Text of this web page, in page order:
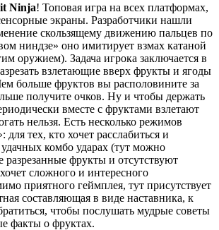
Ninja! Топовая игра на всех платформах,
экраны. Разработчики нашли
скользящему движению пальцев по
ниндзе» оно имитирует взмах катаной
оружием). Задача игрока заключается в
взлетающие вверх фрукты и ягоды
больше фруктов вы располовините за
получите очков. Ну и чтобы держать
вместе с фруктами взлетают
нельзя. Есть несколько режимов
для тех, кто хочет расслабиться и
комбо ударах (тут можно
разрезанные фрукты и отсутствуют
сложного и интересного
приятного геймплея, тут присутствует
составляющая в виде наставника, к
чтобы послушать мудрые советы
факты о фруктах.